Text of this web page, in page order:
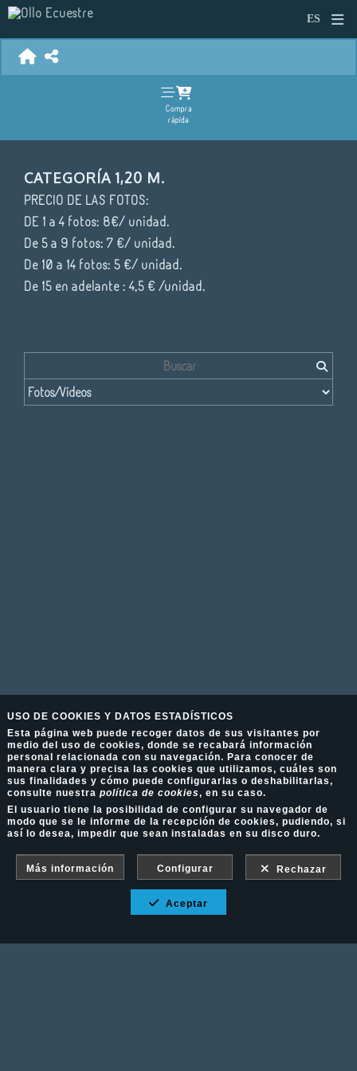
Compra
rápida
CATEGORÍA 1,20 M.
PRECIO DE LAS FOTOS:
DE 1 a 4 fotos: 8€/ unidad.
De 5 a 9 fotos: 7 €/ unidad.
De 10 a 14 fotos: 5 €/ unidad.
De 15 en adelante : 4,5 € /unidad.
USO DE COOKIES Y DATOS ESTADÍSTICOS
Esta página web puede recoger datos de sus visitantes por
medio del uso de cookies, donde se recabará información
personal relacionada con su navegación. Para conocer de
manera clara y precisa las cookies que utilizamos, cuáles son
sus finalidades y cómo puede configurarlas o deshabilitarlas,
consulte nuestra política de cookies, en su caso.
El usuario tiene la posibilidad de configurar su navegador de
modo que se le informe de la recepción de cookies, pudiendo, si
así lo desea, impedir que sean instaladas en su disco duro.
Más información Configurar Rechazar
Aceptar